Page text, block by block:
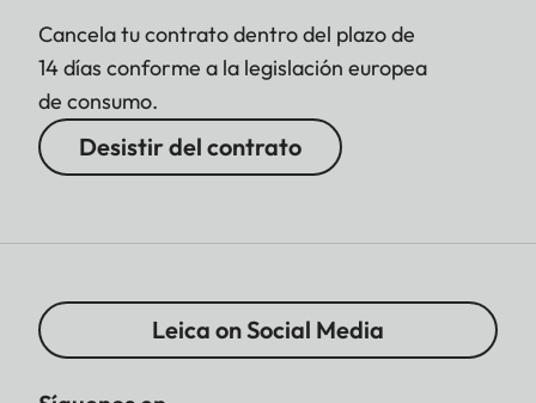
Cancela tu contrato dentro del plazo de
14 días conforme a la legislación europea
de consumo.
Desistir del contrato
Leica on Social Media